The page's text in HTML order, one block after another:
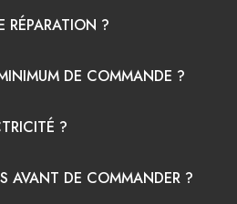
RÉPARATION ?
DE COMMANDE ?
?
AVANT DE COMMANDER ?